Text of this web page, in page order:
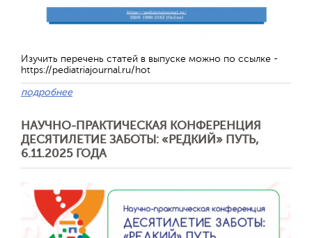
Изучить перечень статей в выпуске можно по ссылке -
https://pediatriajournal.ru/hot
подробнее
НАУЧНО-ПРАКТИЧЕСКАЯ КОНФЕРЕНЦИЯ
ДЕСЯТИЛЕТИЕ ЗАБОТЫ: «РЕДКИЙ» ПУТЬ,
6.11.2025 ГОДА